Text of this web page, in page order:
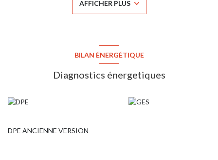
Au 2ème étage se trouve un espace de 20 m² avec une vaste
chambre et une salle d?eau avec WC. Garage, jardinet de 70m²,
AFFICHER PLUS
BILAN ÉNERGÉTIQUE
Diagnostics énergetiques
DPE ANCIENNE VERSION